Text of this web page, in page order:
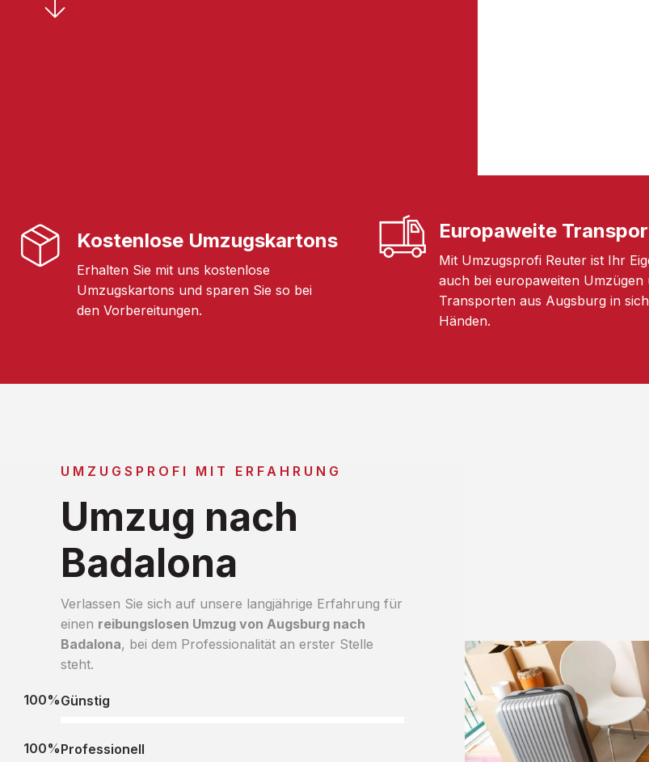
Kostenlose Umzugskartons
Erhalten Sie mit uns kostenlose
Umzugskartons und sparen Sie so bei
den Vorbereitungen.
Europaweite
Mit Umzugsprofi Reuter ist Ihr
auch bei europaweiten Umzügen
Transporten aus Augsburg in
Händen.
UMZUGSPROFI MIT ERFAHRUNG
Umzug nach
Badalona
Verlassen Sie sich auf unsere langjährige Erfahrung für
einen reibungslosen Umzug von Augsburg nach
Badalona, bei dem Professionalität an erster Stelle
steht.
Günstig
100%
Professionell
100%